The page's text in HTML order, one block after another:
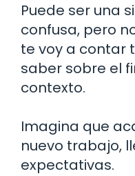
Puede ser una
confusa, pero
te voy a contar
saber sobre el
contexto.
Imagina que
nuevo trabajo,
expectativas.